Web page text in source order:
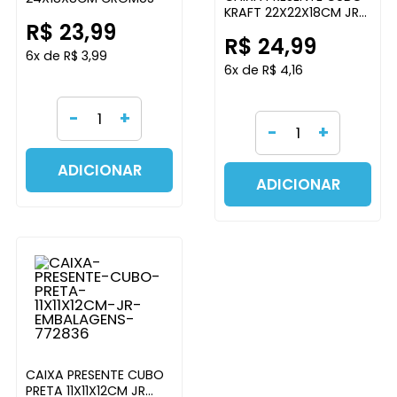
R$ 23,99
6x de R$ 3,99
- +
ADICIONAR
KRAFT 22X22X18CM JR
R$ 24,99
6x de R$ 4,16
- +
ADICIONAR
CAIXA PRESENTE CUBO
PRETA 11X11X12CM JR